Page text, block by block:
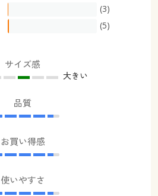
(3)
(5)
サイズ感
大きい
品質
お買い得感
使いやすさ